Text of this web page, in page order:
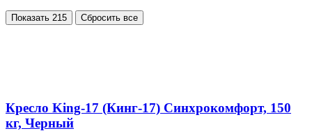
Показать 215 Сбросить все
Кресло King-17 (Кинг-17) Синхрокомфорт, 150
кг, Черный